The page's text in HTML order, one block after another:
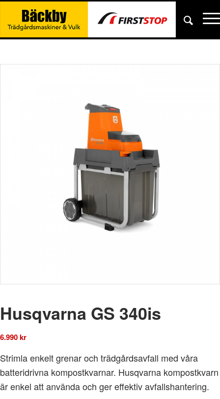
Husqvarna GS 340is
6.990kr
Strimla enkelt grenar och trädgårdsavfall med våra
batteridrivna kompostkvarnar. Husqvarna kompostkvarn
är enkel att använda och ger effektiv avfallshantering.